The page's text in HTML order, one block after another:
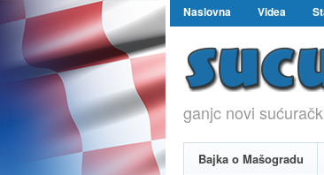
Naslovna Videa
ganjc novi
Bajka o Mašogradu